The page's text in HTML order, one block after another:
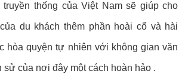
thống của Việt Nam sẽ giúp cho
du khách thêm phần hoài cổ và hài
hòa quyện tự nhiên với không gian văn
sử của nơi đây một cách hoàn hảo .